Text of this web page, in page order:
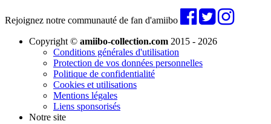
Rejoignez notre communauté de fan d'amiibo
Copyright © amiibo-collection.com 2015 - 2026
Conditions générales d'utilisation
Protection de vos données personnelles
Politique de confidentialité
Cookies et utilisations
Mentions légales
Liens sponsorisés
Notre site